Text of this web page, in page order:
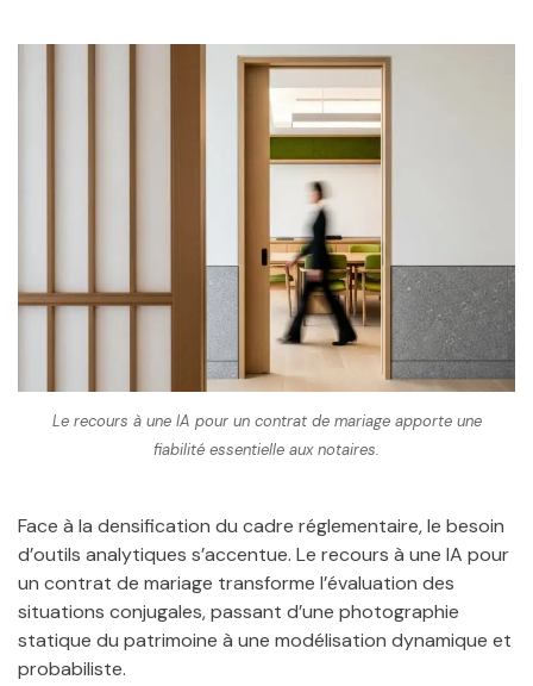
Le recours à une IA pour un contrat de mariage apporte une
fiabilité essentielle aux notaires.
Face à la densification du cadre réglementaire, le besoin
d’outils analytiques s’accentue. Le recours à une IA pour
un contrat de mariage transforme l’évaluation des
situations conjugales, passant d’une photographie
statique du patrimoine à une modélisation dynamique et
probabiliste.